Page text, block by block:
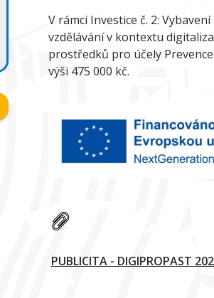
V rámci Investice č. 2:
vzdělávání v kontextu
prostředků pro účely
výši 475 000 kč.
PUBLICITA - DIGIPROPAST